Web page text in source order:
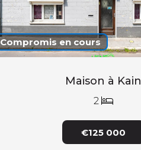
Compromis en cours
Maison à Kain
2
€125 000